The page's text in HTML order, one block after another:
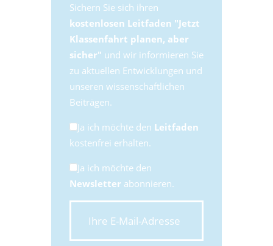
Sichern Sie sich ihren
kostenlosen Leitfaden "Jetzt
Klassenfahrt planen, aber
sicher" und wir informieren Sie
zu aktuellen Entwicklungen und
unseren wissenschaftlichen
Beiträgen.
Ja ich möchte den Leitfaden
kostenfrei erhalten.
Ja ich möchte den
Newsletter abonnieren.